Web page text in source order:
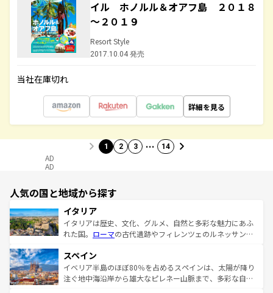
イル ホノルル＆オアフ島 ２０１８
～２０１９
Resort Style
2017.10.04 発売
当社在庫切れ
詳細を見る
1 2 3 … 14
AD
AD
人気の国と地域から探す
イタリア
イタリアは歴史、文化、グルメ、自然と多彩な魅力にあふ
れた国。 ローマの古代遺跡やフィレンツェのルネッサンス
ろん、トスカーナの美しい田園風景やアマルフィ海岸の絶
景など、自然景観も見逃せない。観光の合間には、本場の
ピザやパスタなど、絶品のイタリア料理を堪能することも
スペイン
イベリア半島のほぼ80％を占めるスペインは、太陽が降り
注ぐ地中海沿岸から雄大なピレネー山脈まで、多彩な自然